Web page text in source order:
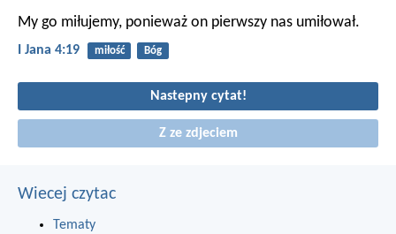
My go miłujemy, ponieważ on pierwszy nas umiłował.
I Jana 4:19 miłość Bóg
Nastepny cytat!
Z ze zdjeciem
Wiecej czytac
Tematy